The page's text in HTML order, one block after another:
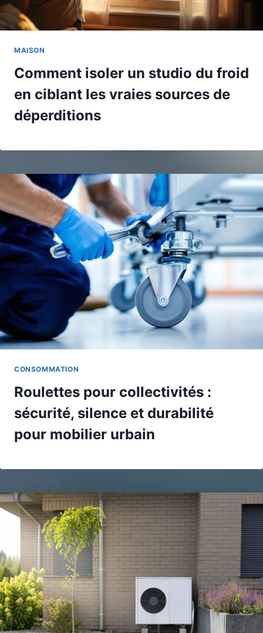
MAISON
Comment isoler un studio du froid
en ciblant les vraies sources de
déperditions
CONSOMMATION
Roulettes pour collectivités :
sécurité, silence et durabilité
pour mobilier urbain